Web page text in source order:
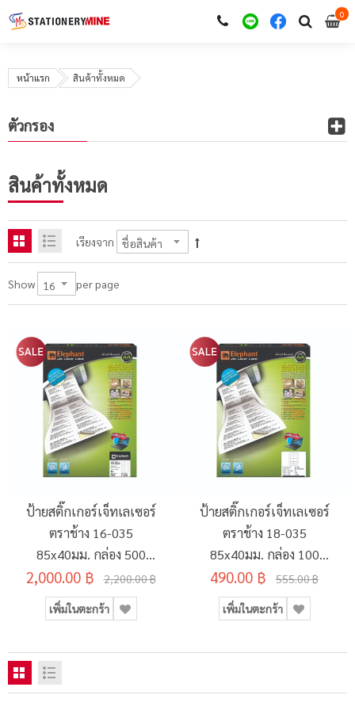
00
หน้าแรก สินค้าทั้งหมด
สินค้าทั้งหมด
เรียงจาก
Show per page
ป้ายสติ๊กเกอร์เจ็ทเลเซอร์
ตราช้าง 16-035
85x40มม. กล่อง 500
แผ่น
2,000.00 ฿ 2,200.00 ฿
เพิ่มในตะกร้า
ป้ายสติ๊กเกอร์เจ็ทเลเซอร์
ตราช้าง 18-035
85x40มม. กล่อง 100
แผ่น
490.00 ฿ 555.00 ฿
เพิ่มในตะกร้า
ตัวกรอง